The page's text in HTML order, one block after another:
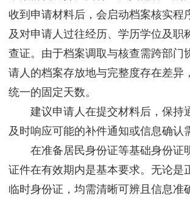
收到申请材料后，会启动档案核实程
及对申请人过往经历、学历学位及职
查证。由于档案调取与核查需跨部门
请人的档案存放地与完整度存在差异
统一的固定天数。
建议申请人在提交材料后，保持
及时响应可能的补件通知或信息确认
在准备居民身份证等基础身份证
证件在有效期内是基本要求。无论是
临时身份证，均需清晰可辨且信息准